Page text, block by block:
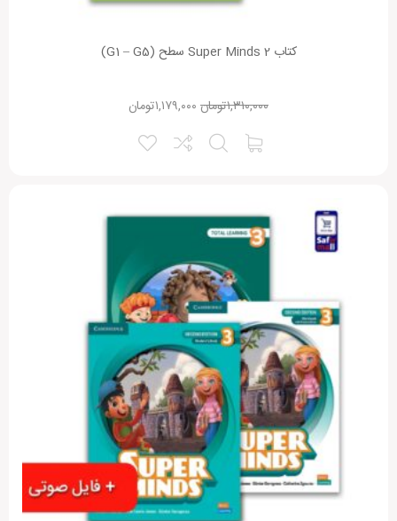
کتاب Super Minds 2 سطح (G1 – G5)
تومان۱,۳۱۰,۰۰۰ تومان۱,۱۷۹,۰۰۰